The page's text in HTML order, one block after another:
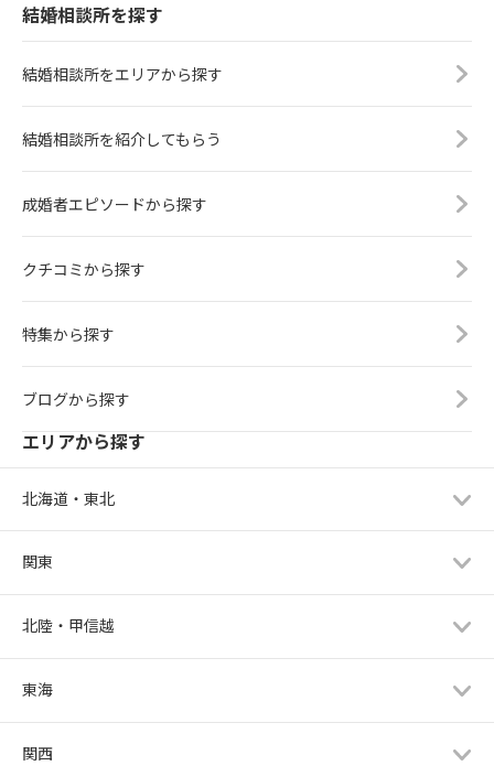
結婚相談所を探す
結婚相談所をエリアから探す
結婚相談所を紹介してもらう
成婚者エピソードから探す
クチコミから探す
特集から探す
ブログから探す
エリアから探す
北海道・東北
関東
北陸・甲信越
東海
関西